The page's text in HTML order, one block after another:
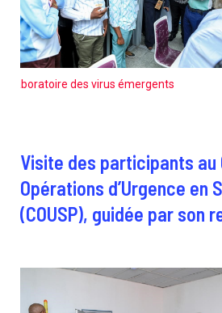
Laboratoire des virus émergents
Visite des participants au
Opérations d’Urgence en
(COUSP), guidée par son